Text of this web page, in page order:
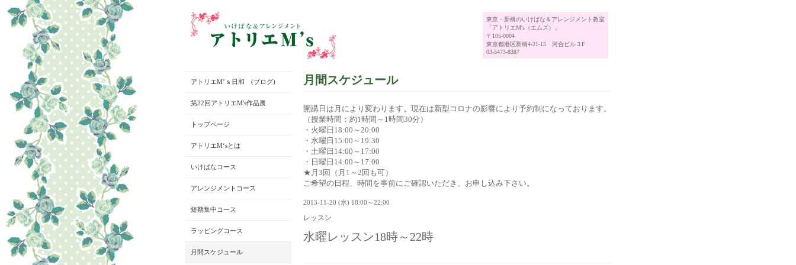
東京・新橋のいけばな＆アレンジメント教室
「アトリエM's（エムズ）」
〒105-0004
東京都港区新橋4-21-15 河合ビル３F
03-5473-8387
月間スケジュール
開講日は月により変わります。現在は新型コロナの影響により予約制になっております。
（授業時間：約1時間～1時間30分）
・火曜日18:00～20:00
・水曜日15:00～19:30
・土曜日14:00～17:00
・日曜日14:00～17:00
★月3回（月1～2回も可）
ご希望の日程、時間を事前にご確認いただき、お申し込み下さい。
2013-11-20 (水) 18:00～22:00
レッスン
水曜レッスン18時～22時
アトリエM’ｓ日和 (ブログ)
第22回アトリエM's作品展
トップページ
アトリエM‘sとは
いけばなコース
アレンジメントコース
短期集中コース
ラッピングコース
月間スケジュール